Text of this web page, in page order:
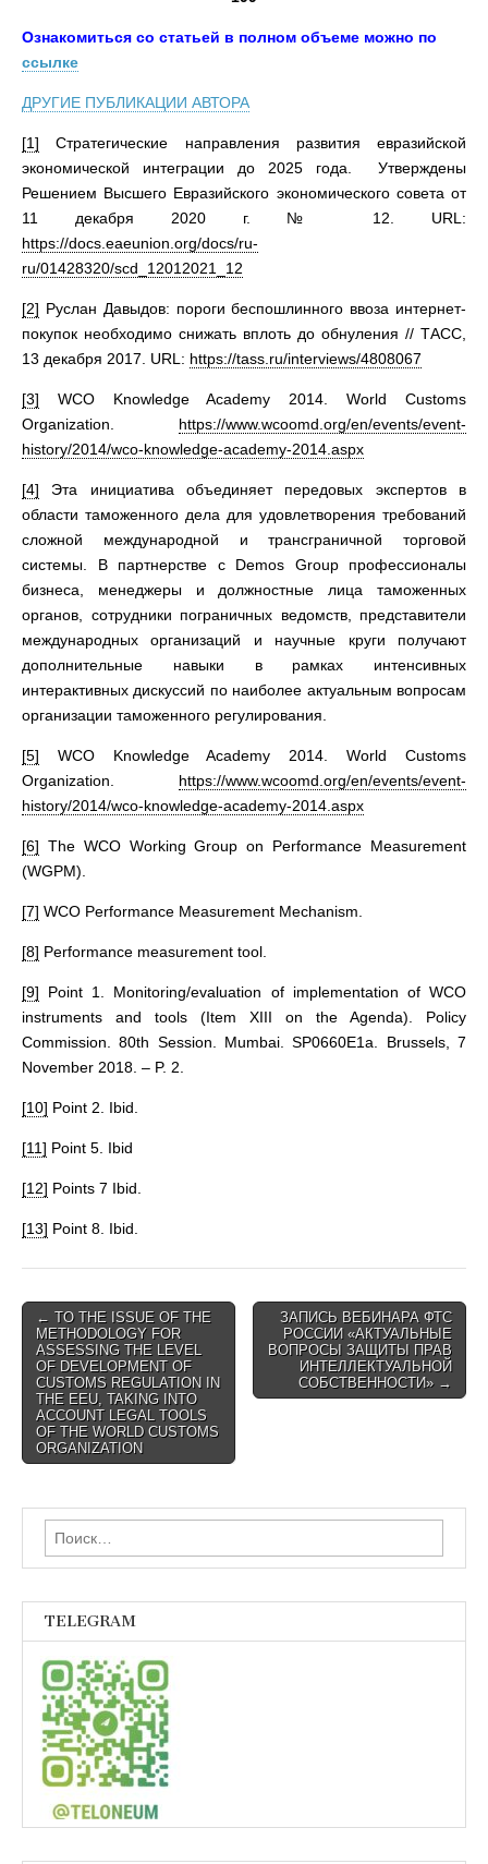
Ознакомиться со статьей в полном объеме можно по
ссылке
ДРУГИЕ ПУБЛИКАЦИИ АВТОРА
[1] Стратегические направления развития евразийской
экономической интеграции до 2025 года. Утверждены
Решением Высшего Евразийского экономического совета от
11 декабря 2020 г. № 12. URL:
https://docs.eaeunion.org/docs/ru-
ru/01428320/scd_12012021_12
[2] Руслан Давыдов: пороги беспошлинного ввоза интернет-
покупок необходимо снижать вплоть до обнуления // ТАСС,
13 декабря 2017. URL: https://tass.ru/interviews/4808067
[3] WCO Knowledge Academy 2014. World Customs
Organization. https://www.wcoomd.org/en/events/event-
history/2014/wco-knowledge-academy-2014.aspx
[4] Эта инициатива объединяет передовых экспертов в
области таможенного дела для удовлетворения требований
сложной международной и трансграничной торговой
системы. В партнерстве с Demos Group профессионалы
бизнеса, менеджеры и должностные лица таможенных
органов, сотрудники пограничных ведомств, представители
международных организаций и научные круги получают
дополнительные навыки в рамках интенсивных
интерактивных дискуссий по наиболее актуальным вопросам
организации таможенного регулирования.
[5] WCO Knowledge Academy 2014. World Customs
Organization. https://www.wcoomd.org/en/events/event-
history/2014/wco-knowledge-academy-2014.aspx
[6] The WCO Working Group on Performance Measurement
(WGPM).
[7] WCO Performance Measurement Mechanism.
[8] Performance measurement tool.
[9] Point 1. Monitoring/evaluation of implementation of WCO
instruments and tools (Item XIII on the Agenda). Policy
Commission. 80th Session. Mumbai. SP0660E1a. Brussels, 7
November 2018. – P. 2.
[10] Point 2. Ibid.
[11] Point 5. Ibid
[12] Points 7 Ibid.
[13] Point 8. Ibid.
Post
navigation
← TO THE ISSUE OF THE
METHODOLOGY FOR
ASSESSING THE LEVEL
OF DEVELOPMENT OF
CUSTOMS REGULATION IN
THE EEU, TAKING INTO
ACCOUNT LEGAL TOOLS
OF THE WORLD CUSTOMS
ORGANIZATION
ЗАПИСЬ ВЕБИНАРА ФТС
РОССИИ «АКТУАЛЬНЫЕ
ВОПРОСЫ ЗАЩИТЫ ПРАВ
ИНТЕЛЛЕКТУАЛЬНОЙ
СОБСТВЕННОСТИ» →
Найти:
TELEGRAM